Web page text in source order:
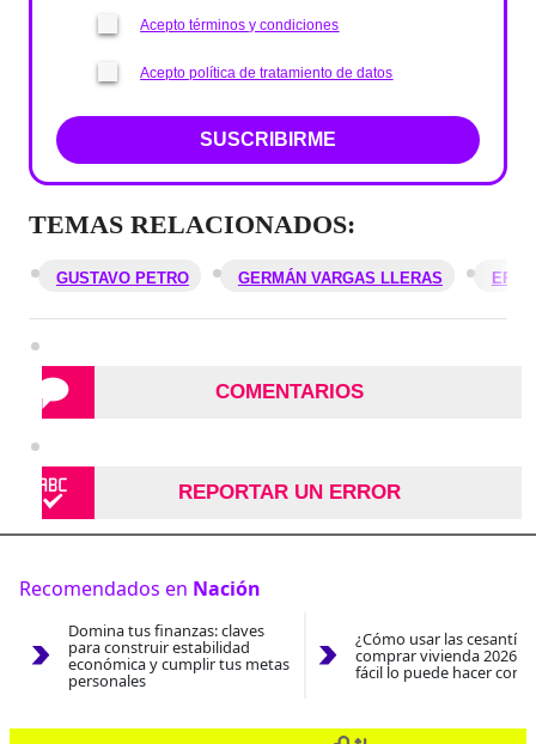
Acepto términos y condiciones
Acepto política de tratamiento de datos
SUSCRIBIRME
TEMAS RELACIONADOS:
GUSTAVO PETRO GERMÁN VARGAS LLERAS EPS
COMENTARIOS
REPORTAR UN ERROR
Recomendados en Nación
Domina tus finanzas: claves
para construir estabilidad
económica y cumplir tus metas
personales
¿Cómo usar las
comprar vivienda 2026?
fácil lo puede hacer con